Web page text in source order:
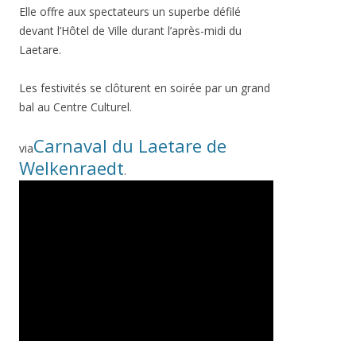
Elle offre aux spectateurs un superbe défilé
devant l’Hôtel de Ville durant l’après-midi du
Laetare.
Les festivités se clôturent en soirée par un grand
bal au Centre Culturel.
viaCarnaval du Laetare de
Welkenraedt.